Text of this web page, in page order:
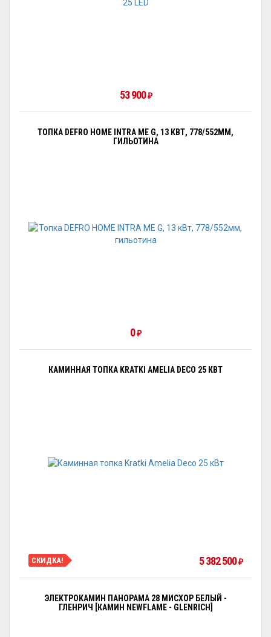
53 900 ₽
ТОПКА DEFRO HOME INTRA ME G, 13 КВТ, 778/552ММ,
ГИЛЬОТИНА
0 ₽
КАМИННАЯ ТОПКА KRATKI AMELIA DECO 25 КВТ
СКИДКА! 5 382 500 ₽
ЭЛЕКТРОКАМИН ПАНОРАМА 28 МИСХОР БЕЛЫЙ -
ГЛЕНРИЧ [КАМИН NEWFLAME - GLENRICH]